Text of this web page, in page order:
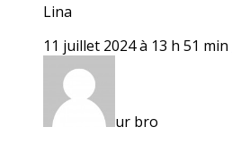
Lina
11 juillet 2024 à 13 h 51 min
ur bro